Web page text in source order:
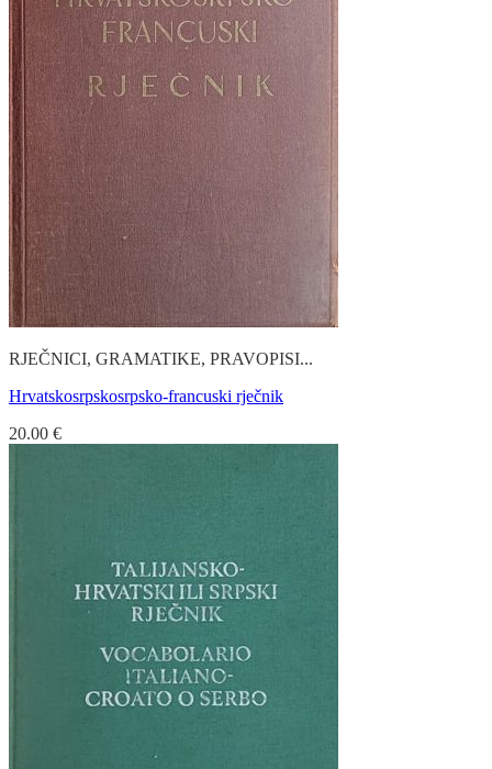
RJEČNICI, GRAMATIKE, PRAVOPISI...
Hrvatskosrpskosrpsko-francuski rječnik
20.00 €